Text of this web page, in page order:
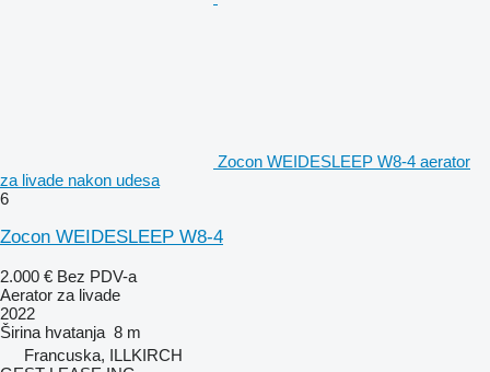
Zocon WEIDESLEEP W8-4 aerator
za livade nakon udesa
6
Zocon WEIDESLEEP W8-4
2.000 € Bez PDV-a
Aerator za livade
2022
Širina hvatanja 8 m
Francuska, ILLKIRCH